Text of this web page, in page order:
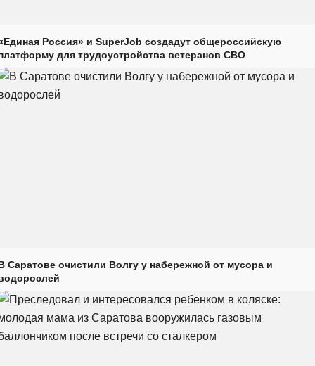
Россия» и SuperJob создадут общероссийскую
для трудоустройства ветеранов СВО
Саратове очистили Волгу у набережной от мусора и